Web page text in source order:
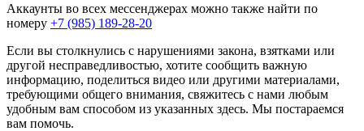
Аккаунты во всех мессенджерах можно также найти по
номеру +7 (985) 189-28-20
Если вы столкнулись с нарушениями закона, взятками или
другой несправедливостью, хотите сообщить важную
информацию, поделиться видео или другими материалами,
требующими общего внимания, свяжитесь с нами любым
удобным вам способом из указанных здесь. Мы постараемся
вам помочь.